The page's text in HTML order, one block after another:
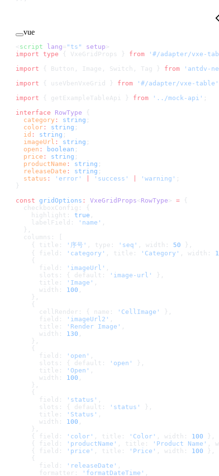
vue
< script lang= "ts" setup >
import type { VxeGridProps } from '#/adapter/vxe-
import { Button, Image, Switch, Tag } from 'antdv-
import { useVbenVxeGrid } from '#/adapter/vxe-table'
import { getExampleTableApi } from '../mock-api' ;
interface RowType {
  category
: string ;
  color
: string ;
  id
: string ;
  imageUrl
: string ;
  open
: boolean ;
  price
: string ;
  productName
: string ;
  releaseDate
: string ;
  status
: 'error' 'success' 'warning' ;
}
const gridOptions : VxeGridProps< RowType > = {
  checkboxConfig: {
    highlight:
true ,
    labelField:
'name' ,
  },
  columns: [
    { title:
'序号' , type: 'seq' , width: 50 },
    { field:
'category' , title: 'Category' , width:
    {
      field:
'imageUrl' ,
      slots: { default:
'image-url'
},
      title:
'Image' ,
      width:
100 ,
    },
    {
      cellRender: { name:
'CellImage'
},
      field:
'imageUrl2' ,
      title:
'Render Image' ,
      width:
130 ,
    },
    {
      field:
'open' ,
      slots: { default:
'open'
},
      title:
'Open' ,
      width:
100 ,
    },
    {
      field:
'status' ,
      slots: { default:
'status'
},
      title:
'Status' ,
      width:
100 ,
    },
    { field:
'color' , title: 'Color' , width: 100 },
    { field:
'productName' , title: 'Product Name' ,
    { field:
'price' , title: 'Price' , width: 100 },
    {
      field:
'releaseDate' ,
      formatter:
'formatDateTime' ,